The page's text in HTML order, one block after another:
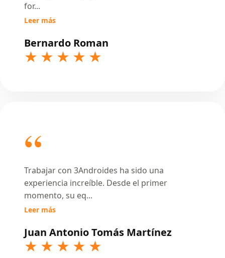
Bernardo Roman
for...
Leer más
Juan Antonio Tomás Martínez
Trabajar con 3Androides ha sido una
experiencia increíble. Desde el primer
momento, su eq...
Leer más